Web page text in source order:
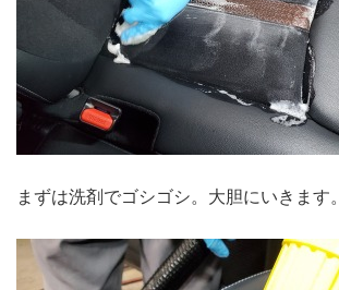
まずは洗剤でゴシゴシ。大胆にいきます。